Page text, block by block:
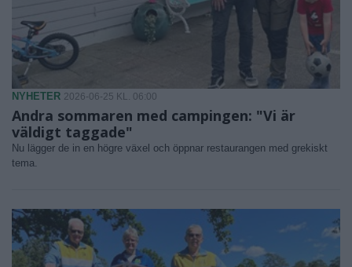
NYHETER 2026-06-25 KL. 06:00
Andra sommaren med campingen: "Vi är
väldigt taggade"
Nu lägger de in en högre växel och öppnar restaurangen med grekiskt
tema.